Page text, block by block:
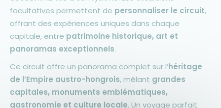
facultatives permettent de personnaliser le circuit,
offrant des expériences uniques dans chaque
capitale, entre patrimoine historique, art et
panoramas exceptionnels.
Ce circuit offre un panorama complet sur l’héritage
de l’Empire austro-hongrois, mêlant grandes
capitales, monuments emblématiques,
gastronomie et culture locale. Un voyage parfait